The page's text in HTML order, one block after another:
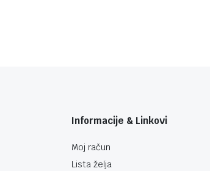
Informacije & Linkovi
Moj račun
Lista želja